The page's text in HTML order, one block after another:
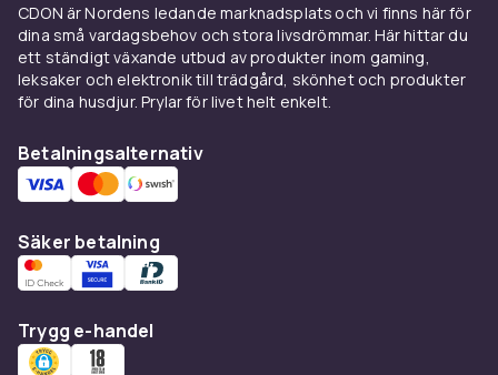
CDON är Nordens ledande marknadsplats och vi finns här för
dina små vardagsbehov och stora livsdrömmar. Här hittar du
ett ständigt växande utbud av produkter inom gaming,
leksaker och elektronik till trädgård, skönhet och produkter
för dina husdjur. Prylar för livet helt enkelt.
Betalningsalternativ
Säker betalning
Trygg e-handel